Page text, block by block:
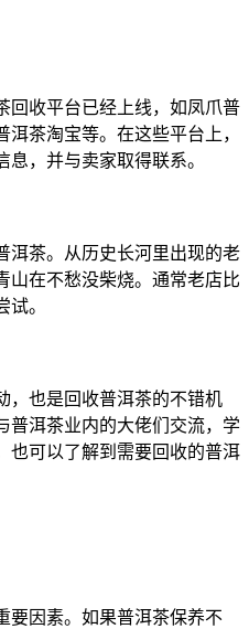
回收平台已经上线，如凤爪普
洱茶淘宝等。在这些平台上，
息，并与卖家取得联系。
洱茶。从历史长河里出现的老
山在不愁没柴烧。通常老店比
。
，也是回收普洱茶的不错机
普洱茶业内的大佬们交流，学
也可以了解到需要回收的普洱
要因素。如果普洱茶保养不